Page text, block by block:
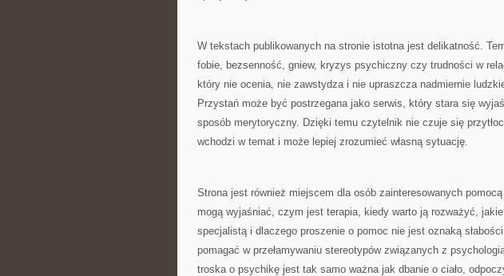
W tekstach publikowanych na stronie istotna jest delikatność.
fobie, bezsenność, gniew, kryzys psychiczny czy trudności w
który nie ocenia, nie zawstydza i nie upraszcza nadmiernie
Przystań może być postrzegana jako serwis, który stara się
sposób merytoryczny. Dzięki temu czytelnik nie czuje się
wchodzi w temat i może lepiej zrozumieć własną sytuację.
Strona jest również miejscem dla osób zainteresowanych
mogą wyjaśniać, czym jest terapia, kiedy warto ją rozważyć,
specjalistą i dlaczego proszenie o pomoc nie jest oznaką
pomagać w przełamywaniu stereotypów związanych z
troska o psychikę jest tak samo ważna jak dbanie o ciało,